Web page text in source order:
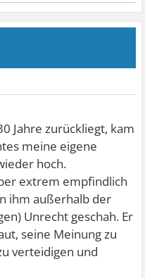
Jahre zurückliegt, kam
meine eigene
hoch.
extrem empfindlich
ihm außerhalb der
Unrecht geschah. Er
seine Meinung zu
verteidigen und